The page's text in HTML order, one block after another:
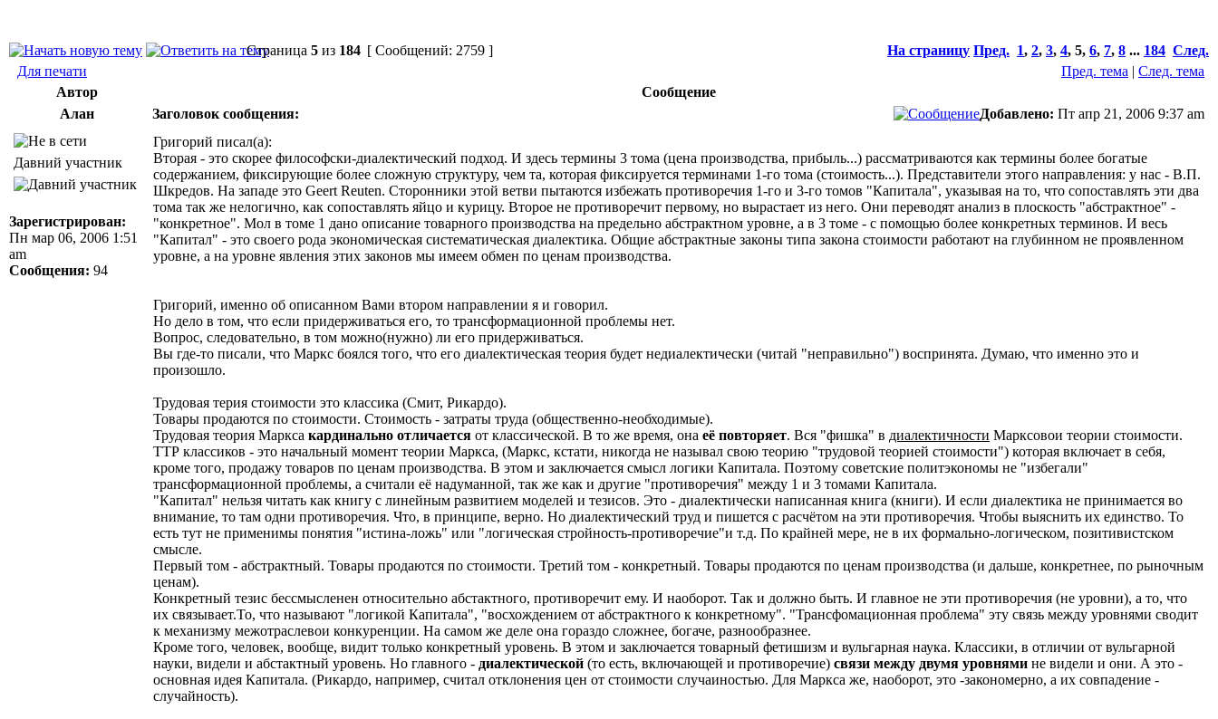
Страница 5 из 184 [ Сообщений: 2759 ] На страницу Пред. 1, 2, 3, 4, 5, 6, 7, 8 ... 184 След.
Для печати
Пред. тема | След. тема
Автор
Сообщение
Алан
Заголовок сообщения: Добавлено: Пт апр 21, 2006 9:37 am
Давний участник
Зарегистрирован:
Пн мар 06, 2006 1:51
am
Сообщения: 94
Григорий писал(а):
Вторая - это скорее философски-диалектический подход. И здесь термины 3 тома (цена производства, прибыль...) рассматриваются как термины более богатые
содержанием, фиксирующие более сложную структуру, чем та, которая фиксируется терминами 1-го тома (стоимость...). Представители этого направления: у нас - В.П.
Шкредов. На западе это Geert Reuten. Сторонники этой ветви пытаются избежать противоречия 1-го и 3-го томов "Капитала", указывая на то, что сопоставлять эти два
тома так же нелогично, как сопоставлять яйцо и курицу. Второе не противоречит первому, но вырастает из него. Они переводят анализ в плоскость "абстрактное" -
"конкретное". Мол в томе 1 дано описание товарного производства на предельно абстрактном уровне, а в 3 томе - с помощью более конкретных терминов. И весь
"Капитал" - это своего рода экономическая систематическая диалектика. Общие абстрактные законы типа закона стоимости работают на глубинном не проявленном
уровне, а на уровне явления этих законов мы имеем обмен по ценам производства.
Григорий, именно об описанном Вами втором направлении я и говорил.
Но дело в том, что если придерживаться его, то трансформационной проблемы нет.
Вопрос, следовательно, в том можно(нужно) ли его придерживаться.
Вы где-то писали, что Маркс боялся того, что его диалектическая теория будет недиалектически (читай "неправильно") воспринята. Думаю, что именно это и
произошло.
Трудовая терия стоимости это классика (Смит, Рикардо).
Товары продаются по стоимости. Стоимость - затраты труда (общественно-необходимые).
Трудовая теория Маркса кардинально отличается от классической. В то же время, она её повторяет. Вся "фишка" в диалектичности Марксовои теории стоимости.
ТТР классиков - это начальный момент теории Маркса, (Маркс, кстати, никогда не называл свою теорию "трудовой теорией стоимости") которая включает в себя,
кроме того, продажу товаров по ценам производства. В этом и заключается смысл логики Капитала. Поэтому советские политэкономы не "избегали"
трансформационной проблемы, а считали её надуманной, так же как и другие "противоречия" между 1 и 3 томами Капитала.
"Капитал" нельзя читать как книгу с линейным развитием моделей и тезисов. Это - диалектически написанная книга (книги). И если диалектика не принимается во
внимание, то там одни противоречия. Что, в принципе, верно. Но диалектический труд и пишется с расчётом на эти противоречия. Чтобы выяснить их единство. То
есть тут не применимы понятия "истина-ложь" или "логическая стройность-противоречие"и т.д. По крайней мере, не в их формально-логическом, позитивистском
смысле.
Первый том - абстрактный. Товары продаются по стоимости. Третий том - конкретный. Товары продаются по ценам производства (и дальше, конкретнее, по рыночным
ценам).
Конкретный тезис бессмысленен относительно абстактного, противоречит ему. И наоборот. Так и должно быть. И главное не эти противоречия (не уровни), а то, что
их связывает.То, что называют "логикой Капитала", "восхождением от абстрактного к конкретному". "Трансфомационная проблема" эту связь между уровнями сводит
к механизму межотраслевои конкуренции. На самом же деле она гораздо сложнее, богаче, разнообразнее.
Кроме того, человек, вообще, видит только конкретный уровень. В этом и заключается товарный фетишизм и вульгарная наука. Классики, в отличии от вульгарной
науки, видели и абстактный уровень. Но главного - диалектической (то есть, включающей и противоречие) связи между двумя уровнями не видели и они. А это -
основная идея Капитала. (Рикардо, например, считал отклонения цен от стоимости случаиностью. Для Маркса же, наоборот, это -закономерно, а их совпадение -
случайность).